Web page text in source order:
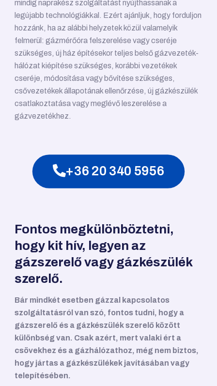
mindig naprakész szolgáltatást nyújthassanak a
legújabb technológiákkal. Ezért ajánljuk, hogy forduljon
hozzánk, ha az alábbi helyzetek közül valamelyik
felmerül: gázmérőóra felszerelése vagy cseréje
szükséges, új ház építésekor teljes belső gázvezeték-
hálózat kiépítése szükséges, korábbi vezetékek
cseréje, módosítása vagy bővítése szükséges,
csővezetékek állapotának ellenőrzése, új gázkészülék
csatlakoztatása vagy meglévő leszerelése a
gázvezetékhez.
+36 20 340 5956
Fontos megkülönböztetni,
hogy kit hív, legyen az
gázszerelő vagy gázkészülék
szerelő.
Bár mindkét esetben gázzal kapcsolatos
szolgáltatásról van szó, fontos tudni, hogy a
gázszerelő és a gázkészülék szerelő között
különbség van. Csak azért, mert valaki ért a
csövekhez és a gázhálózathoz, még nem biztos,
hogy jártas a gázkészülékek javításában vagy
telepítésében.